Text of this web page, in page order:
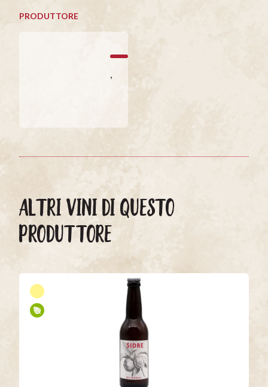
PRODUTTORE
,
ALTRI VINI DI QUESTO
PRODUTTORE